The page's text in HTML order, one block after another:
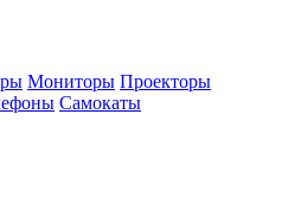
Мониторы Проекторы
Самокаты